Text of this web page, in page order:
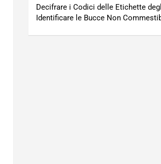
Decifrare i Codici delle Etichette
Identificare le Bucce Non